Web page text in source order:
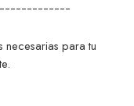
necesarias para tu